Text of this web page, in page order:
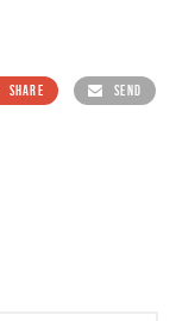
SHARE SEND